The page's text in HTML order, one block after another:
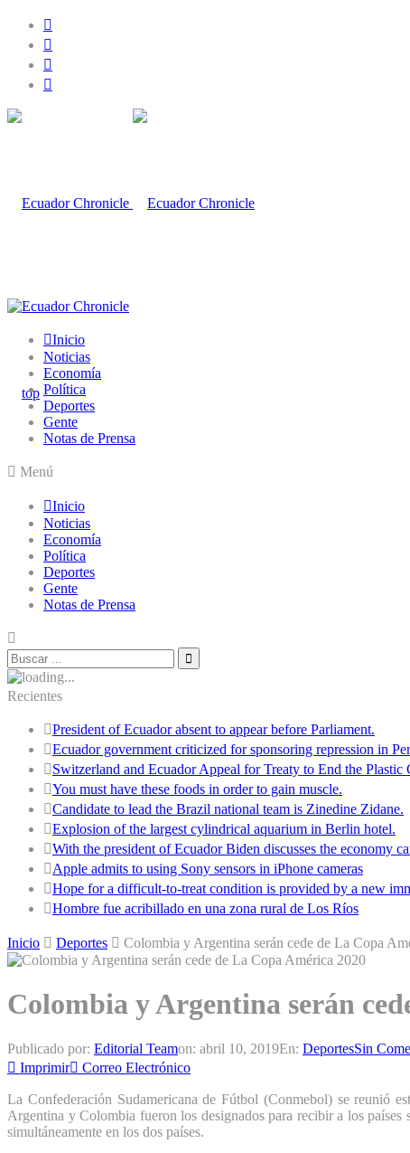
Inicio
Noticias
Economía
Política
Deportes
Gente
Notas de Prensa
Menú
Inicio
Noticias
Economía
Política
Deportes
Gente
Notas de Prensa
Recientes
President of Ecuador absent to appear before Parliament.
Ecuador government criticized for sponsoring repression in
Switzerland and Ecuador Appeal for Treaty to End the Plastic
You must have these foods in order to gain muscle.
Candidate to lead the Brazil national team is Zinedine Zidane.
Explosion of the largest cylindrical aquarium in Berlin hotel.
With the president of Ecuador Biden discusses the economy
Apple admits to using Sony sensors in iPhone cameras
Hope for a difficult-to-treat condition is provided by a new
Hombre fue acribillado en una zona rural de Los Ríos
Inicio Deportes Colombia y Argentina serán cede de La Copa
Colombia y Argentina serán
Publicado por: Editorial Teamon: abril 10, 2019En: DeportesSin
Imprimir
Correo Electrónico
La Confederación Sudamericana de Fútbol (Conmebol) se reunió
Argentina y Colombia fueron los designados para recibir a los
simultáneamente en los dos países.